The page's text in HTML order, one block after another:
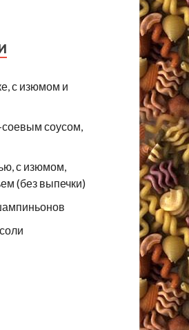
с изюмом и
соусом,
с изюмом,
(без выпечки)